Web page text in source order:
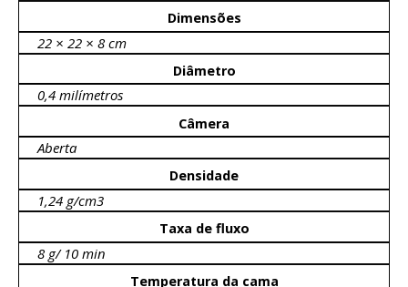
Dimensões
22 × 22 × 8 cm
Diâmetro
0,4 milímetros
Câmera
Aberta
Densidade
1,24 g/cm3
Taxa de fluxo
8 g/ 10 min
Temperatura da cama